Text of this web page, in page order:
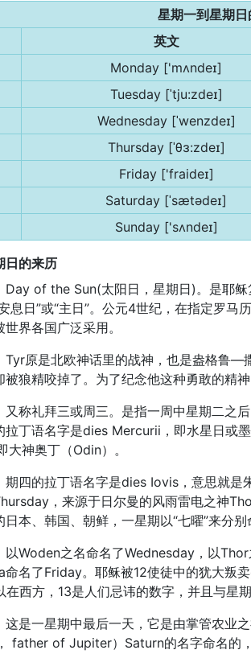
星期一到星期
英文
Monday ['mʌndeɪ]
Tuesday [ˈtju:zdeɪ]
Wednesday [ˈwenzdeɪ]
Thursday [ˈθɜ:zdeɪ]
Friday ['fraideɪ]
Saturday [ˈsætədeɪ]
Sunday ['sʌndeɪ]
日的来历
Day of the Sun(太阳日，星期日)。是耶
息日”或“主日”。公元4世纪，在指定罗
界各国广泛采用。
Tyr原是北欧神话里的战神，也是盎格鲁
被狼精咬掉了。为了纪念他这种勇敢的精
又称礼拜三或周三。是指一周中星期二之
拉丁语名字是dies Mercurii，即水星日或
大神奥丁（Odin）。
期四的拉丁语名字是dies Iovis，意思就
，来源于日尔曼的风雨雷电之神
本、韩国、朝鲜，一星期以“七曜”来分别
以Woden之名命名了Wednesday，以
名了Friday。耶稣被12使徒中的犹大叛
在西方，13是人们忌讳的数字，并且与星期
这是一星期中最后一天，它是由掌管农
father of Jupiter）Saturn的名字命名的